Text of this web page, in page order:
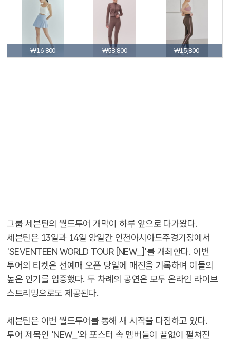
₩16,800 ₩58,800 ₩15,800
그룹 세븐틴의 월드투어 개막이 하루 앞으로 다가왔다.
세븐틴은 13일과 14일 양일간 인천아시아드주경기장에서
'SEVENTEEN WORLD TOUR [NEW_]'를 개최한다. 이번
투어의 티켓은 선예매 오픈 당일에 매진을 기록하며 이들의
높은 인기를 입증했다. 두 차례의 공연은 모두 온라인 라이브
스트리밍으로도 제공된다.
세븐틴은 이번 월드투어를 통해 새 시작을 다짐하고 있다.
투어 제목인 'NEW_'와 포스터 속 멤버들이 끝없이 펼쳐진